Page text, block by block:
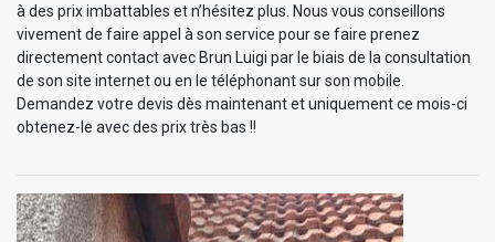
à des prix imbattables et n’hésitez plus. Nous vous conseillons
vivement de faire appel à son service pour se faire prenez
directement contact avec Brun Luigi par le biais de la consultation
de son site internet ou en le téléphonant sur son mobile.
Demandez votre devis dès maintenant et uniquement ce mois-ci
obtenez-le avec des prix très bas !!